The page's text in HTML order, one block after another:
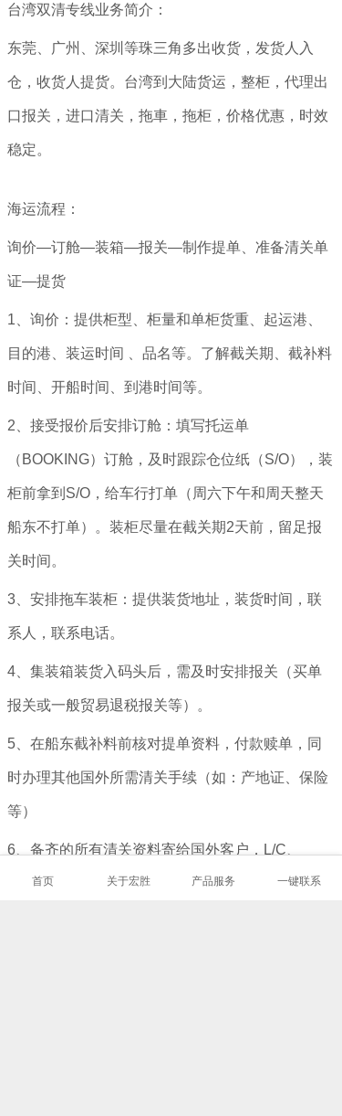
台湾双清专线业务简介：
东莞、广州、深圳等珠三角多出收货，发货人入
仓，收货人提货。台湾到大陆货运，整柜，代理出
口报关，进口清关，拖車，拖柜，价格优惠，时效
稳定。
海运流程：
询价—订舱—装箱—报关—制作提单、准备清关单
证—提货
1、询价：提供柜型、柜量和单柜货重、起运港、
目的港、装运时间 、品名等。了解截关期、截补料
时间、开船时间、到港时间等。
2、接受报价后安排订舱：填写托运单
（BOOKING）订舱，及时跟踪仓位纸（S/O），装
柜前拿到S/O，给车行打单（周六下午和周天整天
船东不打单）。装柜尽量在截关期2天前，留足报
关时间。
3、安排拖车装柜：提供装货地址，装货时间，联
系人，联系电话。
4、集装箱装货入码头后，需及时安排报关（买单
报关或一般贸易退税报关等）。
5、在船东截补料前核对提单资料，付款赎单，同
时办理其他国外所需清关手续（如：产地证、保险
等）
6、备齐的所有清关资料寄给国外客户，L/C、
D/A、D/P等交银行，国外客户安排清关提货。
首页 关于宏胜 产品服务 一键联系